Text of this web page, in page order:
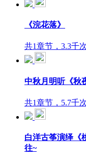
《浣花落》
共1章节，3.3千
中秋月明听《秋
共1章节，5.7千
白洋古筝演绎《
往~